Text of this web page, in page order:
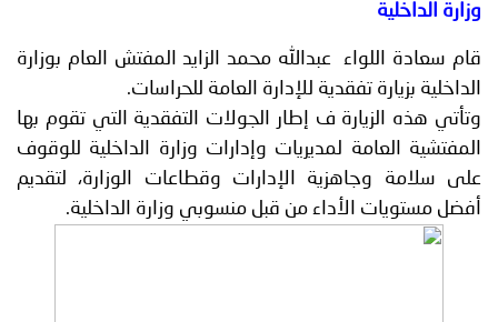
وزارة الداخلية
قام سعادة اللواء عبدالله محمد الزايد المفتش العام بوزارة
الداخلية بزيارة تفقدية للإدارة العامة للحراسات.
وتأتي هذه الزيارة ف إطار الجولات التفقدية التي تقوم بها
المفتشية العامة لمديريات وإدارات وزارة الداخلية للوقوف
على سلامة وجاهزية الإدارات وقطاعات الوزارة، لتقديم
أفضل مستويات الأداء من قبل منسوبي وزارة الداخلية.